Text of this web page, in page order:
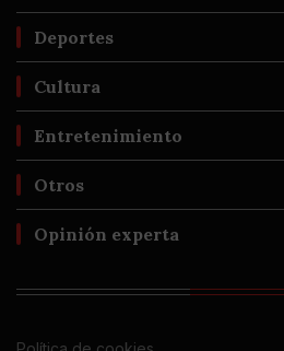
Deportes
Cultura
Entretenimiento
Otros
Opinión experta